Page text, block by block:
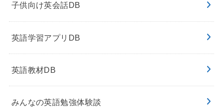
子供向け英会話DB
英語学習アプリDB
英語教材DB
みんなの英語勉強体験談